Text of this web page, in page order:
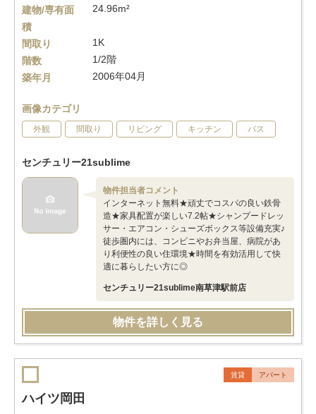
建物/専有面
積
24.96m²
間取り
1K
階数
1/2階
築年月
2006年04月
画像カテゴリ
外観 間取り リビング キッチン バス
センチュリー21sublime
物件担当者コメント
インターネット無料★頑丈でコスパの良い鉄骨
造★家具配置が楽しい7.2帖★シャンプードレッ
サー・エアコン・シューズボックス等設備充実♪
徒歩圏内には、コンビニやお弁当屋、病院があ
り利便性の良い住環境★時間を有効活用して快
適に暮らしたい方に◎
センチュリー21sublime南草津駅前店
物件を詳しく見る
賃貸 アパート
ハイツ岡田